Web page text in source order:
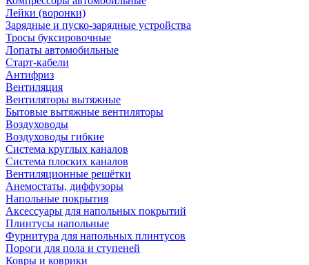
Лейки (воронки)
Зарядные и пуско-зарядные устройства
Тросы буксировочные
Лопаты автомобильные
Старт-кабели
Антифриз
Вентиляция
Вентиляторы вытяжные
Бытовые вытяжные вентиляторы
Воздуховоды
Воздуховоды гибкие
Система круглых каналов
Система плоских каналов
Вентиляционные решётки
Анемостаты, диффузоры
Напольные покрытия
Аксессуары для напольных покрытий
Плинтусы напольные
Фурнитура для напольных плинтусов
Пороги для пола и ступеней
Ковры и коврики